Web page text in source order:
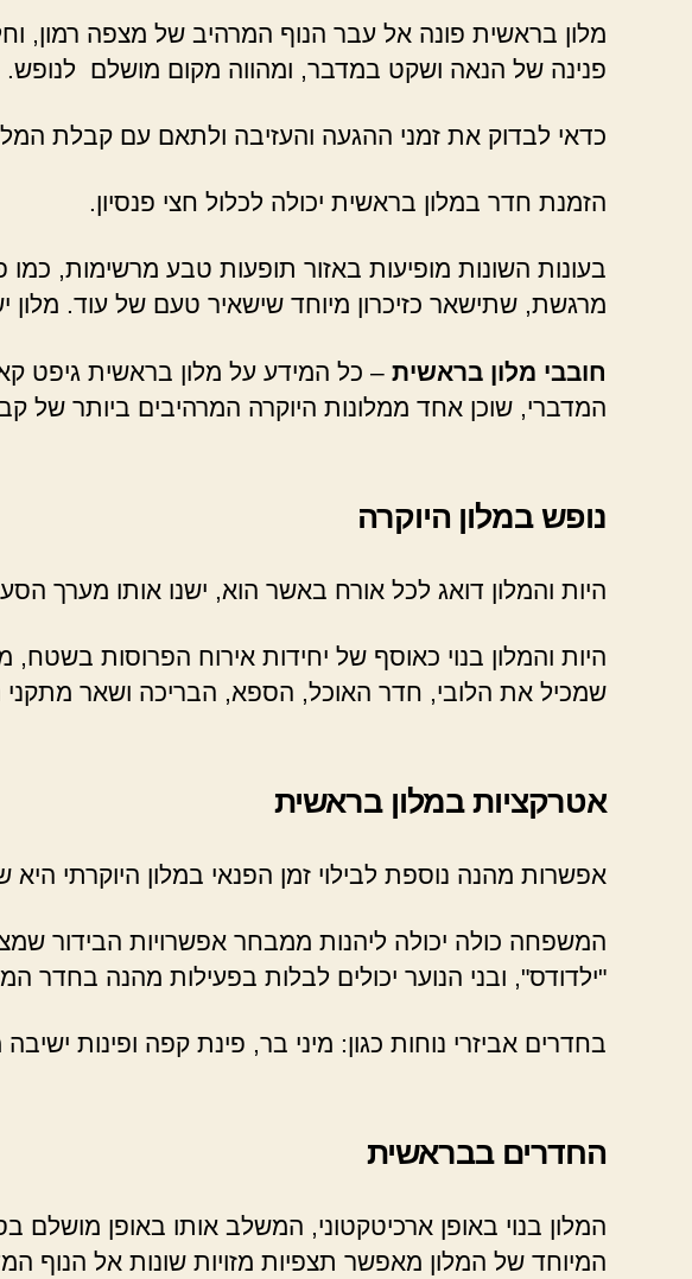
מלון בראשית פונה אל עבר הנוף המרהיב של מצפה רמון,
פנינה של הנאה ושקט במדבר, ומהווה מקום מושלם לנופש.
כדאי לבדוק את זמני ההגעה והעזיבה ולתאם עם קבלת
הזמנת חדר במלון בראשית יכולה לכלול חצי פנסיון.
בעונות השונות מופיעות באזור תופעות טבע מרשימות, כמו
מרגשת, שתישאר כזיכרון מיוחד שישאיר טעם של עוד. מלון
חובבי מלון בראשית – כל המידע על מלון בראשית גיפט
המדברי, שוכן אחד ממלונות היוקרה המרהיבים ביותר של
נופש במלון היוקרה
היות והמלון דואג לכל אורח באשר הוא, ישנו אותו מערך
היות והמלון בנוי כאוסף של יחידות אירוח הפרוסות
שמכיל את הלובי, חדר האוכל, הספא, הבריכה ושאר מתקני
אטרקציות במלון בראשית
אפשרות מהנה נוספת לבילוי זמן הפנאי במלון היוקרתי
המשפחה כולה יכולה ליהנות ממבחר אפשרויות הבידור
"ילדודס", ובני הנוער יכולים לבלות בפעילות מהנה
בחדרים אביזרי נוחות כגון: מיני בר, פינת קפה ופינות
החדרים בבראשית
המלון בנוי באופן ארכיטקטוני, המשלב אותו באופן מושלם
המיוחד של המלון מאפשר תצפיות מזויות שונות אל הנוף